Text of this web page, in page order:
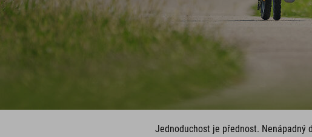
Jednoduchost je přednost. Nenápadný